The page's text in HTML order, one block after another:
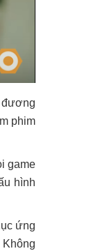
đương
phim
game
hình
ứng